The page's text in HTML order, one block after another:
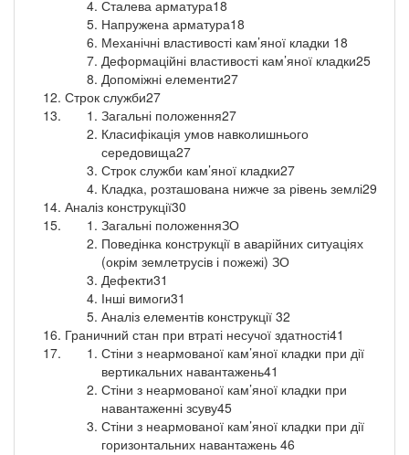
Сталева арматура18
Напружена арматура18
Механічні властивості кам’яної кладки 18
Деформаційні властивості кам’яної кладки25
Допоміжні елементи27
Строк служби27
Загальні положення27
Класифікація умов навколишнього
середовища27
Строк служби кам’яної кладки27
Кладка, розташована нижче за рівень землі29
Аналіз конструкції30
Загальні положенняЗО
Поведінка конструкції в аварійних ситуаціях
(окрім землетрусів і пожежі) ЗО
Дефекти31
Інші вимоги31
Аналіз елементів конструкції 32
Граничний стан при втраті несучої здатності41
Стіни з неармованої кам’яної кладки при дії
вертикальних навантажень41
Стіни з неармованої кам’яної кладки при
навантаженні зсуву45
Стіни з неармованої кам’яної кладки при дії
горизонтальних навантажень 46